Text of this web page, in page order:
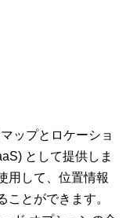
ップとロケーショ
として提供しま
用して、位置情報
ことができます。